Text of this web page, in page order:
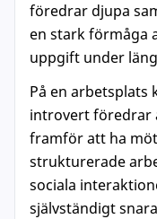
föredrar djupa
en stark förmåga
uppgift under
På en arbetsplats
introvert föredrar
framför att ha
strukturerade
sociala
självständigt